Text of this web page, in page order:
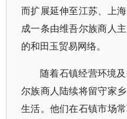
而扩展延伸至江苏、上
成一条由维吾尔族商人
的和田玉贸易网络。
随着石镇经营环境
尔族商人陆续将留守家
生活。他们在石镇市场